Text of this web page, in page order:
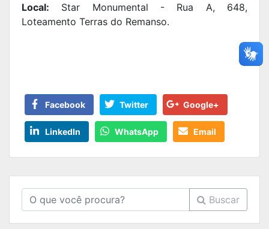
Local: Star Monumental - Rua A, 648,
Loteamento Terras do Remanso.
Facebook Twitter Google+
LinkedIn WhatsApp Email
Buscar